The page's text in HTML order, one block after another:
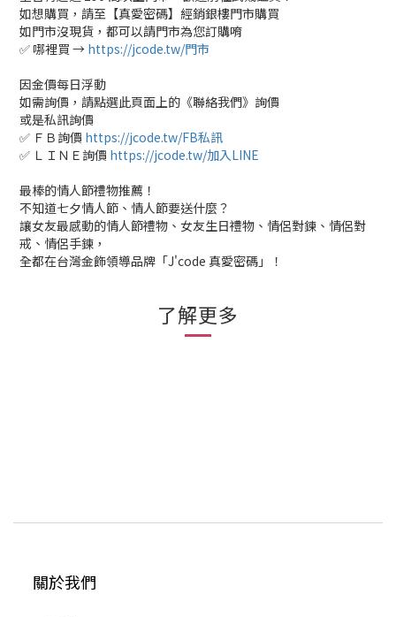
如想購買，請至【真愛密碼】經銷銀樓門市購買
如門市沒現貨，都可以請門市為您訂購唷
✅ 哪裡買 → https://jcode.tw/門市
因金價每日浮動
如需詢價，請點選此頁面上的《聯絡我們》詢價
或是私訊詢價
✅ ＦＢ詢價 https://jcode.tw/FB私訊
✅ ＬＩＮＥ詢價 https://jcode.tw/加入LINE
最棒的情人節禮物推薦！
不知道七夕情人節、情人節要送什麼？
讓女友最感動的情人節禮物、女友生日禮物、情侶對鍊、情侶對
戒、情侶手鍊，
全都在台灣金飾領導品牌「J'code 真愛密碼」！
了解更多
關於我們